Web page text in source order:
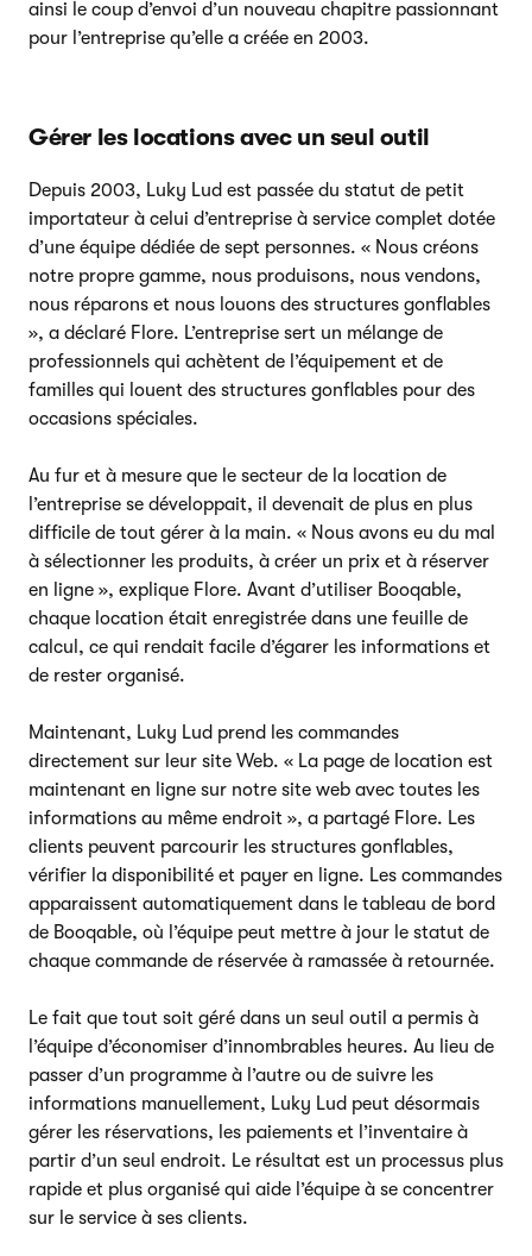
ainsi le coup d’envoi d’un nouveau chapitre passionnant
pour l’entreprise qu’elle a créée en 2003.
Gérer les locations avec un seul outil
Depuis 2003, Luky Lud est passée du statut de petit
importateur à celui d’entreprise à service complet dotée
d’une équipe dédiée de sept personnes. « Nous créons
notre propre gamme, nous produisons, nous vendons,
nous réparons et nous louons des structures gonflables
», a déclaré Flore. L’entreprise sert un mélange de
professionnels qui achètent de l’équipement et de
familles qui louent des structures gonflables pour des
occasions spéciales.
Au fur et à mesure que le secteur de la location de
l’entreprise se développait, il devenait de plus en plus
difficile de tout gérer à la main. « Nous avons eu du mal
à sélectionner les produits, à créer un prix et à réserver
en ligne », explique Flore. Avant d’utiliser Booqable,
chaque location était enregistrée dans une feuille de
calcul, ce qui rendait facile d’égarer les informations et
de rester organisé.
Maintenant, Luky Lud prend les commandes
directement sur leur site Web. « La page de location est
maintenant en ligne sur notre site web avec toutes les
informations au même endroit », a partagé Flore. Les
clients peuvent parcourir les structures gonflables,
vérifier la disponibilité et payer en ligne. Les commandes
apparaissent automatiquement dans le tableau de bord
de Booqable, où l’équipe peut mettre à jour le statut de
chaque commande de réservée à ramassée à retournée.
Le fait que tout soit géré dans un seul outil a permis à
l’équipe d’économiser d’innombrables heures. Au lieu de
passer d’un programme à l’autre ou de suivre les
informations manuellement, Luky Lud peut désormais
gérer les réservations, les paiements et l’inventaire à
partir d’un seul endroit. Le résultat est un processus plus
rapide et plus organisé qui aide l’équipe à se concentrer
sur le service à ses clients.